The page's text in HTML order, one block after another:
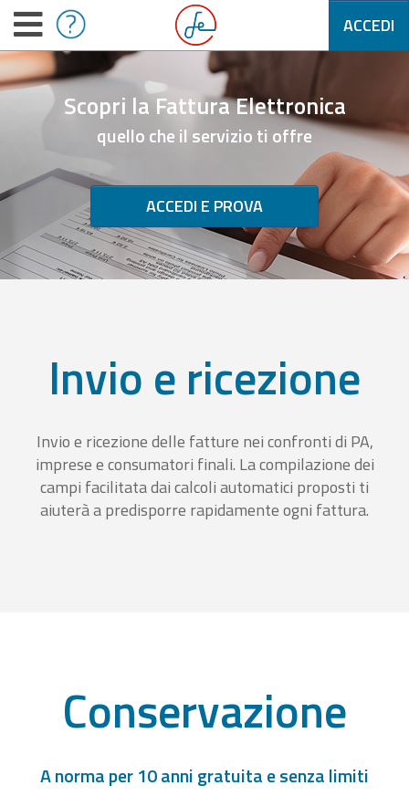
ACCEDI
Scopri la Fattura Elettronica
quello che il servizio ti offre
ACCEDI E PROVA
Invio e ricezione
Invio e ricezione delle fatture nei confronti di PA,
imprese e consumatori finali. La compilazione dei
campi facilitata dai calcoli automatici proposti ti
aiuterà a predisporre rapidamente ogni fattura.
Conservazione
A norma per 10 anni gratuita e senza limiti